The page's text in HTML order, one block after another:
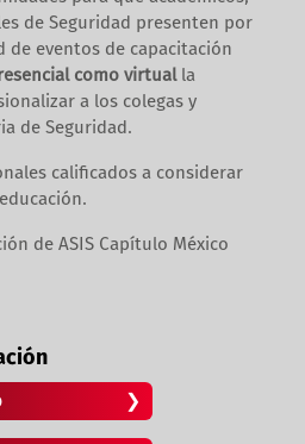
de Seguridad presenten por
de eventos de capacitación
como virtualla
a los colegas y
de Seguridad.
calificados a considerar
de ASIS Capítulo México